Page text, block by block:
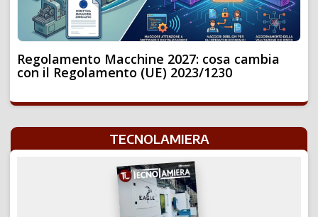
Regolamento Macchine 2027: cosa cambia
con il Regolamento (UE) 2023/1230
TECNOLAMIERA